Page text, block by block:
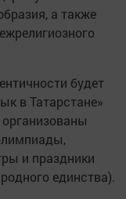
а также
будет
в Татарстане»
и праздники
единства).